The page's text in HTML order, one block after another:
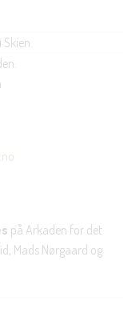
på Arkaden for det
Mads Nørgaard og